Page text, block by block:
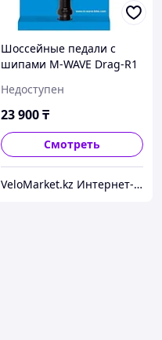
Шоссейные педали с
шипами M-WAVE Drag-R1
Недоступен
23 900₸
Смотреть
VeloMarket.kz Интернет-магазин